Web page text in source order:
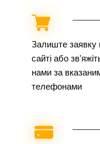
Залиште заявку
сайті або
нами за
телефонами